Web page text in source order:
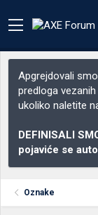
Apgrejdovali
predloga
ukoliko naletite
DEFINISALI
pojaviće se
Oznake